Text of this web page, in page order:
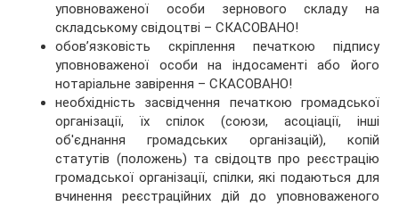
уповноваженої особи зернового складу на
складському свідоцтві – СКАСОВАНО!
обов’язковість скріплення печаткою підпису
уповноваженої особи на індосаменті або його
нотаріальне завірення – СКАСОВАНО!
необхідність засвідчення печаткою громадської
організації, їх спілок (союзи, асоціації, інші
об'єднання громадських організацій), копій
статутів (положень) та свідоцтв про реєстрацію
громадської організації, спілки, які подаються для
вчинення реєстраційних дій до уповноваженого